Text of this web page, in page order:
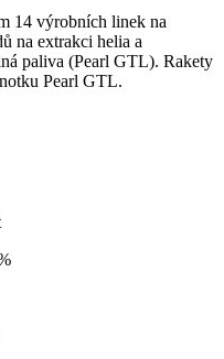
14 výrobních linek na
na extrakci helia a
paliva (Pearl GTL). Rakety
Pearl GTL.
Zasaženo raketou
Preventivní odstávka
Stavba pozastavena